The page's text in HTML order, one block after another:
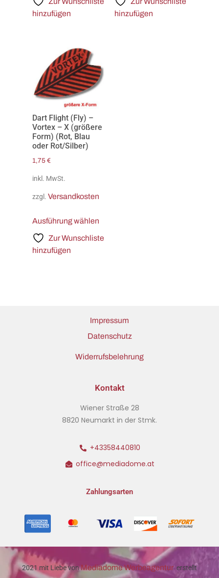
hinzufügen
hinzufügen
Dart Flight (Fly) –
Vortex – X (größere
Form) (Rot, Blau
oder Rot/Silber)
1,75 €
inkl. MwSt.
zzgl. Versandkosten
Ausführung wählen
Zur Wunschliste
hinzufügen
Impressum
Datenschutz
Widerrufsbelehrung
Kontakt
Wiener Straße 28
8820 Neumarkt in der Stmk.
+43358440810
office@mediadome.at
Zahlungsarten
2021 mit Liebe vonMediadome Werbeagentur erstellt